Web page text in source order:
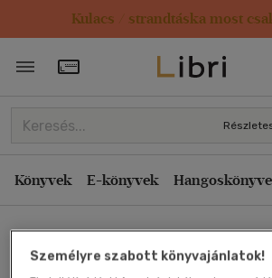
Kulacs / strandtáska most
Törzsvásárlói Kártya adatai
Könyvek E-könyvek
Rendezés
Kiadás éve szerint csökkenő
Ár szerint csökkenő
Eladott darabszám szerint
Eladott darabszám szerint növekvő
Személyre szabott könyvajánlatok!